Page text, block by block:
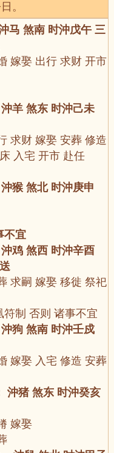
。
马 煞南 时沖戊午 三
嫁娶 出行 求财 开市
羊 煞东 时沖己未
求财 嫁娶 安葬 修造
入宅 开市 赴任
猴 煞北 时沖庚申
不宜
鸡 煞西 时沖辛酉
求嗣 嫁娶 移徙 祭祀
符制 否则 诸事不宜
狗 煞南 时沖壬戍
嫁娶 入宅 修造 安葬
沖猪 煞东 时沖癸亥
嫁娶